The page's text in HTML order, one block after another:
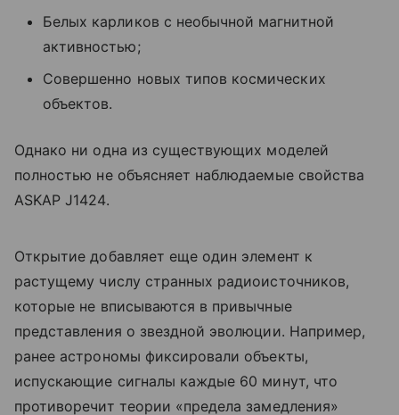
Белых карликов с необычной магнитной
активностью;
Совершенно новых типов космических
объектов.
Однако ни одна из существующих моделей
полностью не объясняет наблюдаемые свойства
ASKAP J1424.
Открытие добавляет еще один элемент к
растущему числу странных радиоисточников,
которые не вписываются в привычные
представления о звездной эволюции. Например,
ранее астрономы фиксировали объекты,
испускающие сигналы каждые 60 минут, что
противоречит теории «предела замедления»